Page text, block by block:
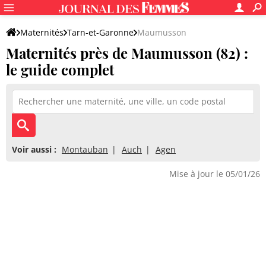
Maternités Tarn-et-Garonne Maumusson
Maternités près de Maumusson (82) :
le guide complet
Voir aussi : Montauban Auch Agen
Mise à jour le 05/01/26